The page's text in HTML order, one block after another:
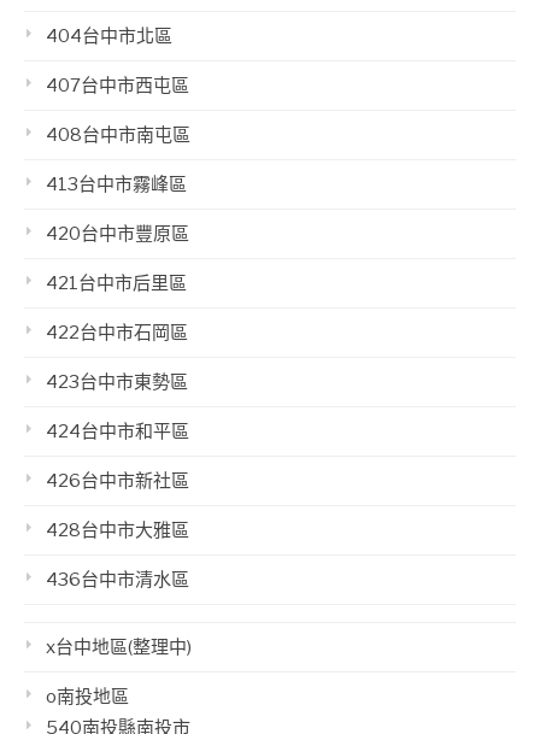
404台中市北區
407台中市西屯區
408台中市南屯區
413台中市霧峰區
420台中市豐原區
421台中市后里區
422台中市石岡區
423台中市東勢區
424台中市和平區
426台中市新社區
428台中市大雅區
436台中市清水區
x台中地區(整理中)
o南投地區
540南投縣南投市